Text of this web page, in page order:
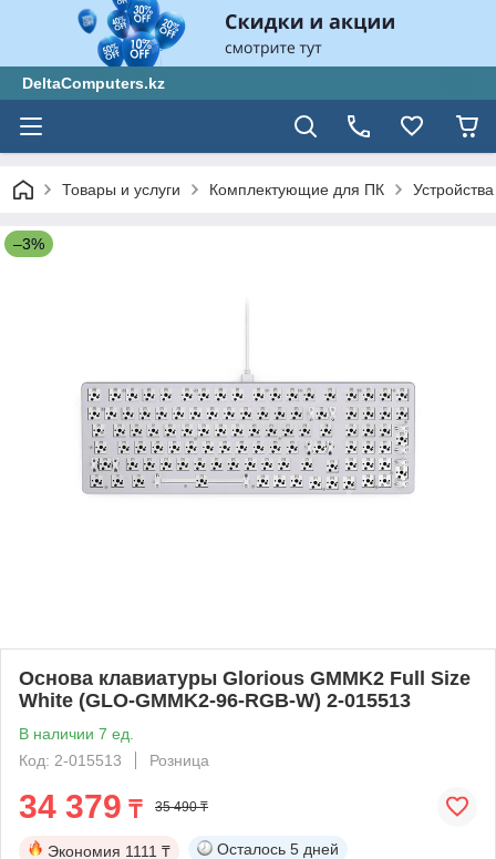
DeltaComputers.kz
Товары и услуги Комплектующие для ПК
–3%
Основа клавиатуры Glorious GMMK2 Full Size
White (GLO-GMMK2-96-RGB-W) 2-015513
В наличии 7 ед.
Код: 2-015513
Розница
34 379 ₸ 35 490 ₸
Экономия 1111 ₸ Осталось 5 дней